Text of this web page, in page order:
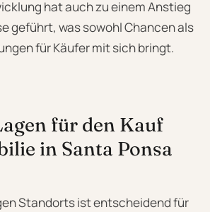
hat auch zu einem Anstieg
geführt, was sowohl Chancen als
für Käufer mit sich bringt.
für den Kauf
in Santa Ponsa
Standorts ist entscheidend für